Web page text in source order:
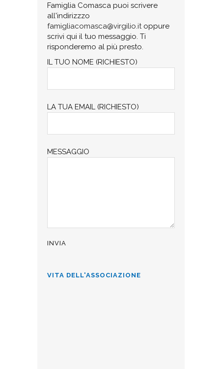
Famiglia Comasca puoi scrivere
all'indirizzzo
famigliacomasca@virgilio.itoppure
scrivi qui il tuo messaggio. Ti
risponderemo al più presto.
IL TUO NOME (RICHIESTO)
LA TUA EMAIL (RICHIESTO)
MESSAGGIO
VITA DELL'ASSOCIAZIONE